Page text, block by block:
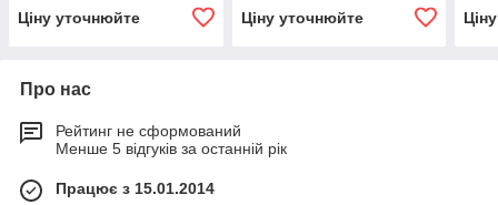
Ціну уточнюйте
Ціну уточнюйте
Про нас
Рейтинг не сформований
Менше 5 відгуків за останній рік
Працює з 15.01.2014